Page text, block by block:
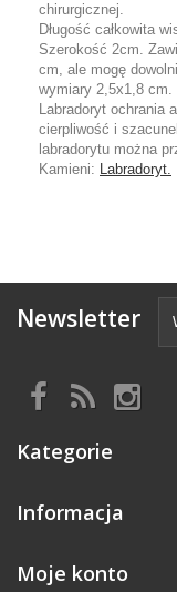
chirurgicznej.
Długość całkowita
Szerokość 2cm.
cm, ale mogę
wymiary 2,5x1,8 cm.
Labradoryt ochrania
cierpliwość i
labradorytu można
Kamieni: Labradoryt.
Newsletter
Kategorie
Informacja
Moje konto